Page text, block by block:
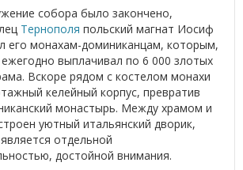
собора было закончено,
Тернополя польский магнат Иосиф
его монахам-доминиканцам, которым,
выплачивал по 6 000 злотых
Вскоре рядом с костелом монахи
келейный корпус, превратив
монастырь. Между храмом и
уютный итальянский дворик,
отдельной
достойной внимания.